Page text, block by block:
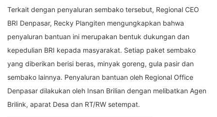
Terkait dengan penyaluran sembako tersebut, Regional CEO
BRI Denpasar, Recky Plangiten mengungkapkan bahwa
penyaluran bantuan ini merupakan bentuk dukungan dan
kepedulian BRI kepada masyarakat. Setiap paket sembako
yang diberikan berisi beras, minyak goreng, gula pasir dan
sembako lainnya. Penyaluran bantuan oleh Regional Office
Denpasar dilakukan oleh Insan Brilian dengan melibatkan Agen
Brilink, aparat Desa dan RT/RW setempat.